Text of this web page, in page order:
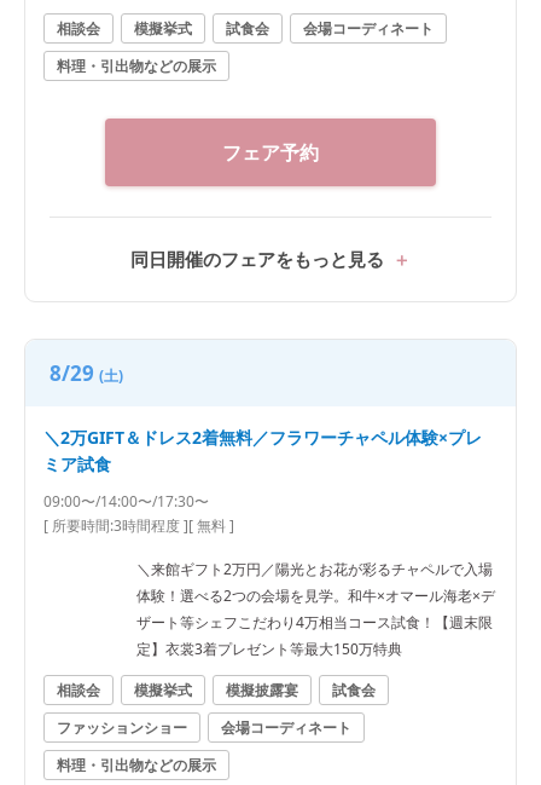
食付き
相談会 模擬挙式 試食会
会場コーディネート
料理・引出物などの展示
フェア予約
同日開催のフェアをもっと見る
8/29 (土)
＼2万GIFT＆ドレス2着無料／フラワーチャペル体験×プレ
ミア試食
09:00〜/14:00〜/17:30〜
[ 所要時間:3時間程度][ 無料 ]
＼来館ギフト2万円／陽光とお花が彩るチャペルで入場
体験！選べる2つの会場を見学。和牛×オマール海老×デ
ザート等シェフこだわり4万相当コース試食！【週末限
定】衣裳3着プレゼント等最大150万特典
相談会
模擬挙式 模擬披露宴
試食会
ファッションショー
会場コーディネート
料理・引出物などの展示